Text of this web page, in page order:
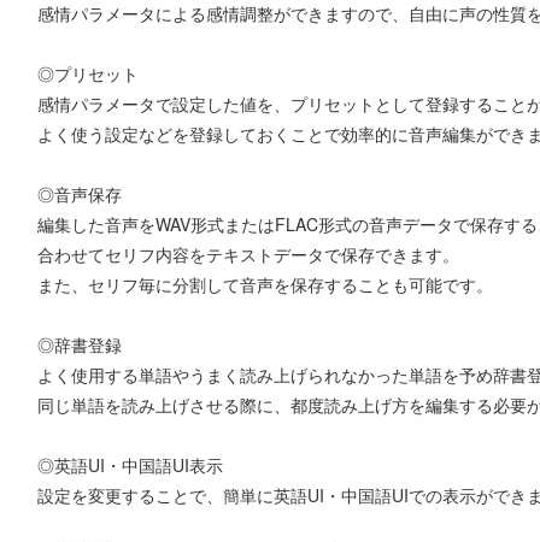
感情パラメータによる感情調整ができますので、自由に声の性質
◎プリセット
感情パラメータで設定した値を、プリセットとして登録すること
よく使う設定などを登録しておくことで効率的に音声編集ができ
◎音声保存
編集した音声をWAV形式またはFLAC形式の音声データで保存す
合わせてセリフ内容をテキストデータで保存できます。
また、セリフ毎に分割して音声を保存することも可能です。
◎辞書登録
よく使用する単語やうまく読み上げられなかった単語を予め辞書
同じ単語を読み上げさせる際に、都度読み上げ方を編集する必要
◎英語UI・中国語UI表示
設定を変更することで、簡単に英語UI・中国語UIでの表示ができ